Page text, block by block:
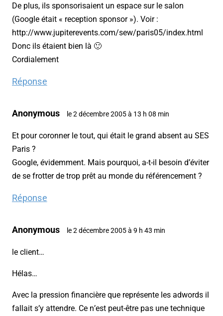
De plus, ils sponsorisaient un espace sur le salon
(Google était « reception sponsor »). Voir :
http://www.jupiterevents.com/sew/paris05/index.html
Donc ils étaient bien là 🙂
Cordialement
Réponse
Anonymous le 2 décembre 2005 à 13 h 08 min
Et pour coronner le tout, qui était le grand absent au SES
Paris ?
Google, évidemment. Mais pourquoi, a-t-il besoin d’éviter
de se frotter de trop prêt au monde du référencement ?
Réponse
Anonymous le 2 décembre 2005 à 9 h 43 min
le client…
Hélas…
Avec la pression financière que représente les adwords il
fallait s’y attendre. Ce n’est peut-être pas une technique